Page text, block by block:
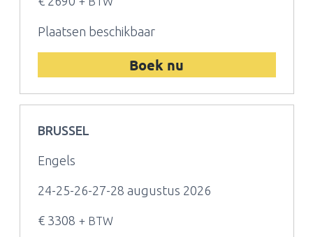
Plaatsen beschikbaar
Boek nu
BRUSSEL
Engels
24-25-26-27-28 augustus 2026
€ 3308 + BTW